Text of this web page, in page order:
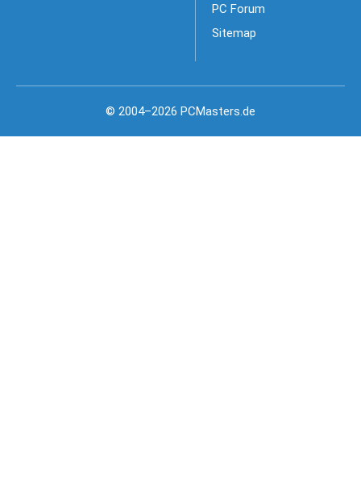
PC Forum
Sitemap
© 2004–2026 PCMasters.de